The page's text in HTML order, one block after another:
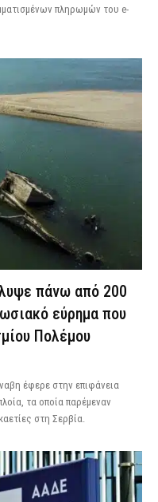
πληρωμών του e-
πάνω από 200
εύρημα που
Πολέμου
έφερε στην επιφάνεια
τα οποία παρέμεναν
στη Σερβία.